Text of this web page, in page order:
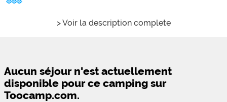
> Voir la description complete
Aucun séjour n'est actuellement
disponible pour ce camping sur
Toocamp.com.